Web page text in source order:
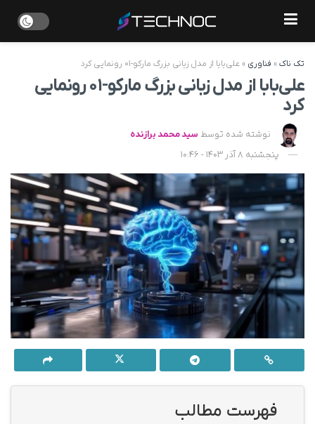
تک ناک» فناوری » علی‌بابا از مدل زبانی بزرگ مارکو-۰۱ رونمایی کرد
علی‌بابا از مدل زبانی بزرگ مارکو-۰۱ رونمایی
کرد
نوشته شده توسط سید محمد برازنده
پنجشنبه 8 آذر 1403 - 10:46
فهرست مطالب